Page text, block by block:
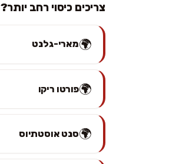
צריכים כיסוי רחב יותר?
🌍מארי-גלנט
🌍פורטו ריקו
🌍סנט אוסטתיוס